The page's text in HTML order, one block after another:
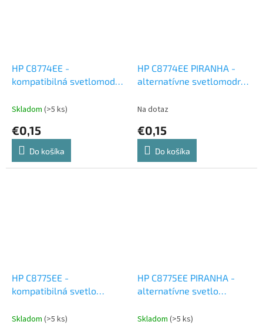
HP C8774EE -
kompatibilná svetlomodrá
Skladom (>5 ks)
€0,15
Do košíka
HP C8774EE PIRANHA -
alternatívne svetlomodrá
Na dotaz
€0,15
Do košíka
HP C8775EE -
kompatibilná svetlo
cartridge
Skladom (>5 ks)
HP C8775EE PIRANHA -
alternatívne svetlo
cartridge
Skladom (>5 ks)